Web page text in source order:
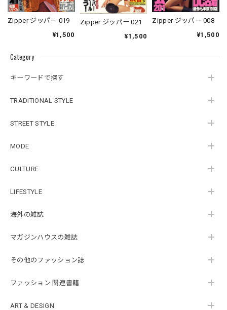
Category
キーワードで探す
TRADITIONAL STYLE
STREET STYLE
MODE
CULTURE
LIFESTYLE
海外の雑誌
マガジンハウスの雑誌
その他のファッション誌
ファッション 関連書籍
ART & DESIGN
Zipper ジッパー 019
¥1,500
Zipper ジッパー 021
¥1,500
Zipper ジッパー 008
¥1,500